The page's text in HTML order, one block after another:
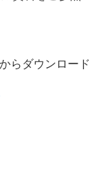
からダウンロード